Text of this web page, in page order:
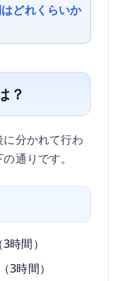
どれくらいか
？
分かれて行わ
通りです。
時間）
3時間）